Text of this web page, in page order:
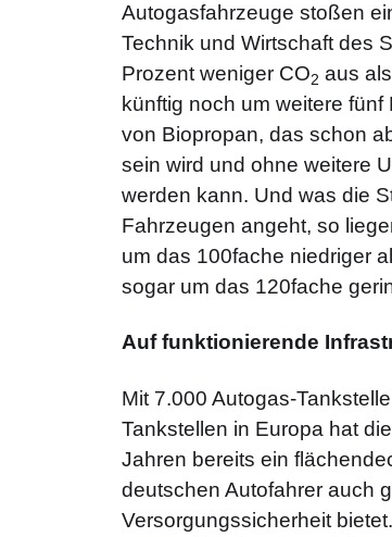
Autogasfahrzeuge stoßen
Technik und Wirtschaft des
Prozent weniger CO2 aus
künftig noch um weitere
von Biopropan, das schon
sein wird und ohne weitere
werden kann. Und was die
Fahrzeugen angeht, so
um das 100fache niedriger
sogar um das 120fache
Auf funktionierende
Mit 7.000 Autogas-
Tankstellen in Europa hat
Jahren bereits ein
deutschen Autofahrer auch
Versorgungssicherheit